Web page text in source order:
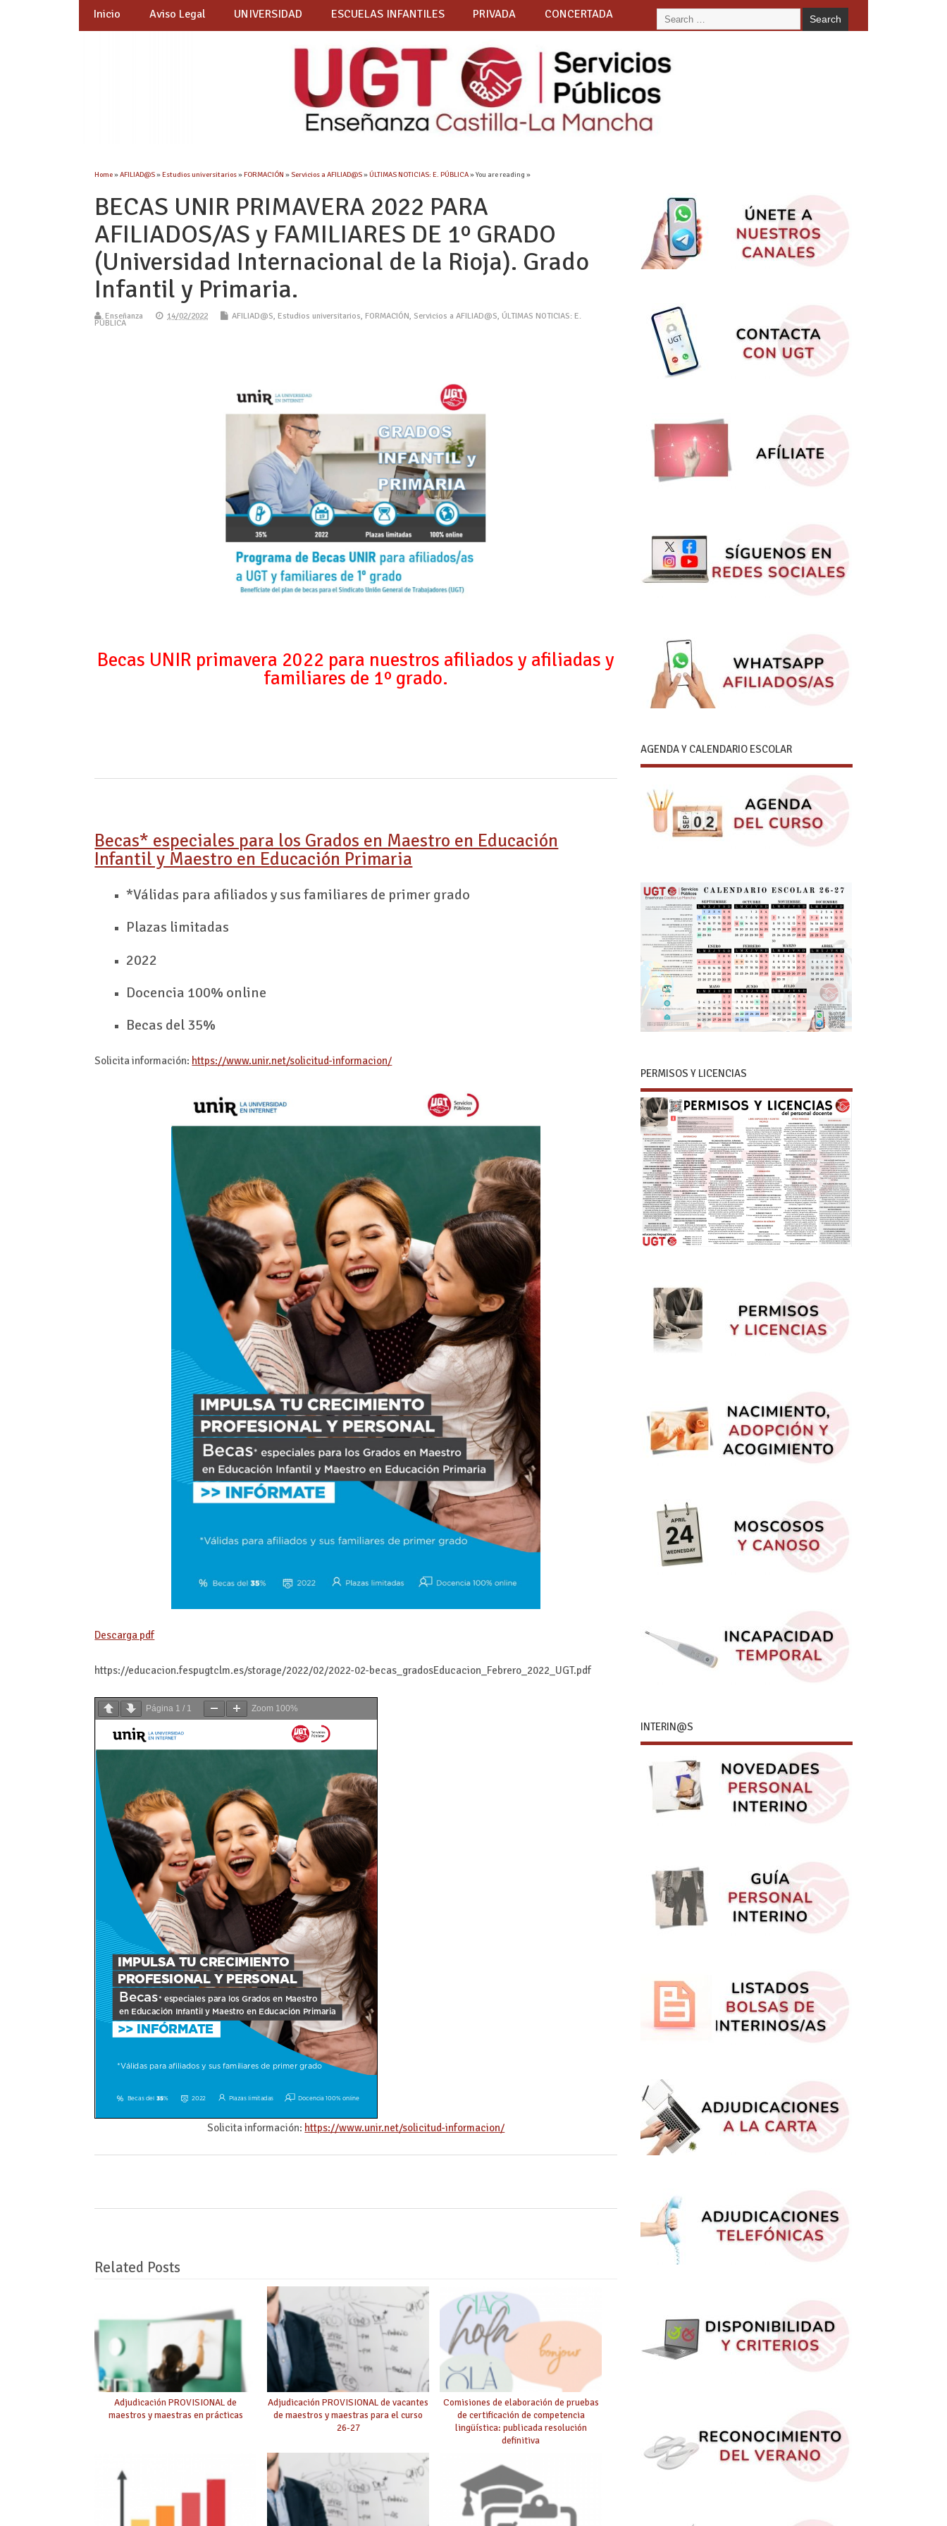
Inicio Aviso Legal UNIVERSIDAD ESCUELAS INFANTILES PRIVADA CONCERTADA
Home»AFILIAD@S»Estudios universitarios»FORMACIÓN »Servicios a AFILIAD@S»ÚLTIMAS NOTICIAS: E. PÚBLICA» You are reading »
BECAS UNIR PRIMAVERA 2022 PARA
AFILIADOS/AS y FAMILIARES DE 1º GRADO
(Universidad Internacional de la Rioja). Grado
Infantil y Primaria.
Enseñanza 14/02/2022 AFILIAD@S, Estudios universitarios, FORMACIÓN, Servicios a AFILIAD@S, ÚLTIMAS NOTICIAS: E.
PÚBLICA
Becas UNIR primavera 2022 para nuestros afiliados y afiliadas y
familiares de 1º grado.
Becas* especiales para los Grados en Maestro en Educación
Infantil y Maestro en Educación Primaria
*Válidas para afiliados y sus familiares de primer grado
Plazas limitadas
2022
Docencia 100% online
Becas del 35%
Solicita información: https://www.unir.net/solicitud-informacion/
Descarga pdf
https://educacion.fespugtclm.es/storage/2022/02/2022-02-becas_gradosEducacion_Febrero_2022_UGT.pdf
Página 1 / 1 Zoom 100%
Solicita información: https://www.unir.net/solicitud-informacion/
Related Posts
Adjudicación PROVISIONAL de
maestros y maestras en prácticas
Adjudicación PROVISIONAL de vacantes
de maestros y maestras para el curso
26-27
Comisiones de elaboración de pruebas
de certificación de competencia
lingüística: publicada resolución
definitiva
AGENDA Y CALENDARIO ESCOLAR
PERMISOS Y LICENCIAS
INTERIN@S